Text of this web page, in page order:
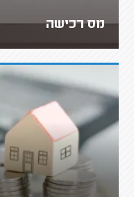
מס רכישה